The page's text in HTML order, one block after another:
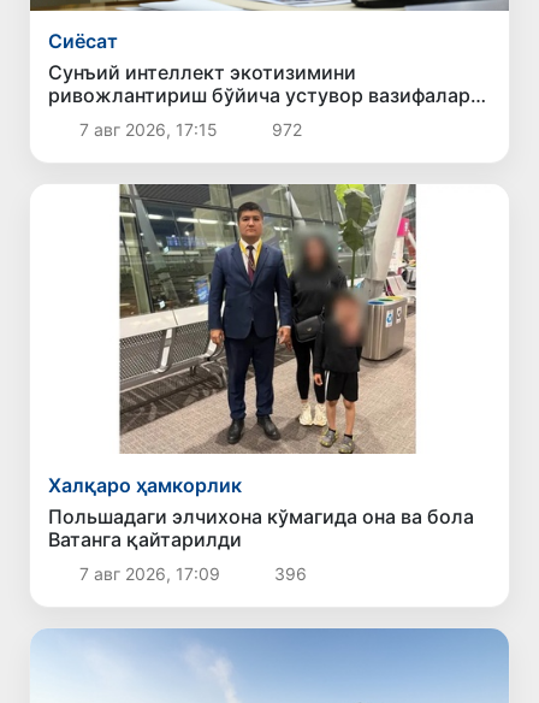
Сиёсат
Сунъий интеллект экотизимини
ривожлантириш бўйича устувор вазифалар
белгиланди
7 авг 2026, 17:15 972
Халқаро ҳамкорлик
Польшадаги элчихона кўмагида она ва бола
Ватанга қайтарилди
7 авг 2026, 17:09 396